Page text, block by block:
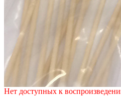
Нет доступных к